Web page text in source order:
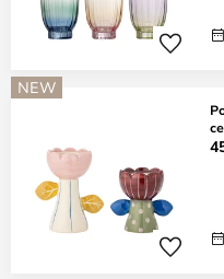
NEW